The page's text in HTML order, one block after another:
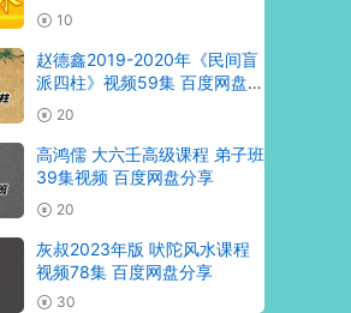
10
赵德鑫2019-2020年《民间盲
派四柱》视频59集 百度网盘分
享 20
高鸿儒 大六壬高级课程 弟子班
39集视频 百度网盘分享
20
灰叔2023年版 吠陀风水课程
视频78集 百度网盘分享
30